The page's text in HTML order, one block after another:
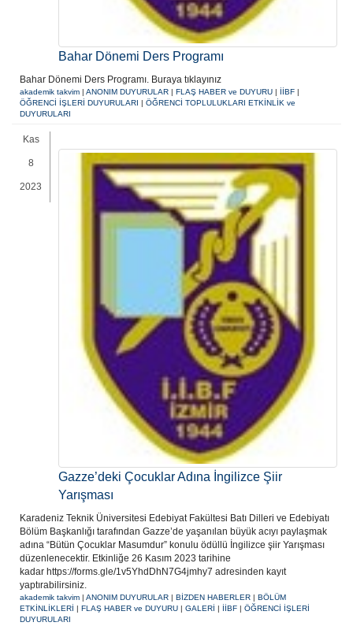
Bahar Dönemi Ders Programı
Bahar Dönemi Ders Programı. Buraya tıklayınız
akademik takvim | ANONIM DUYURULAR | FLAŞ HABER ve DUYURU | İİBF |
ÖĞRENCİ İŞLERİ DUYURULARI | ÖĞRENCİ TOPLULUKLARI ETKİNLİK ve
DUYURULARI
Kas
8
2023
Gazze’deki Çocuklar Adına İngilizce Şiir
Yarışması
Karadeniz Teknik Üniversitesi Edebiyat Fakültesi Batı Dilleri ve Edebiyatı
Bölüm Başkanlığı tarafından Gazze’de yaşanılan büyük acıyı paylaşmak
adına “Bütün Çocuklar Masumdur” konulu ödüllü İngilizce şiir Yarışması
düzenlenecektir. Etkinliğe 26 Kasım 2023 tarihine
kadar https://forms.gle/1v5YhdDhN7G4jmhy7 adresinden kayıt
yaptırabilirsiniz.
akademik takvim ANONIM DUYURULAR BİZDEN HABERLER
BÖLÜM
ETKİNLİKLERİ
FLAŞ HABER ve DUYURU GALERİ İİBF
ÖĞRENCİ İŞLERİ
DUYURULARI